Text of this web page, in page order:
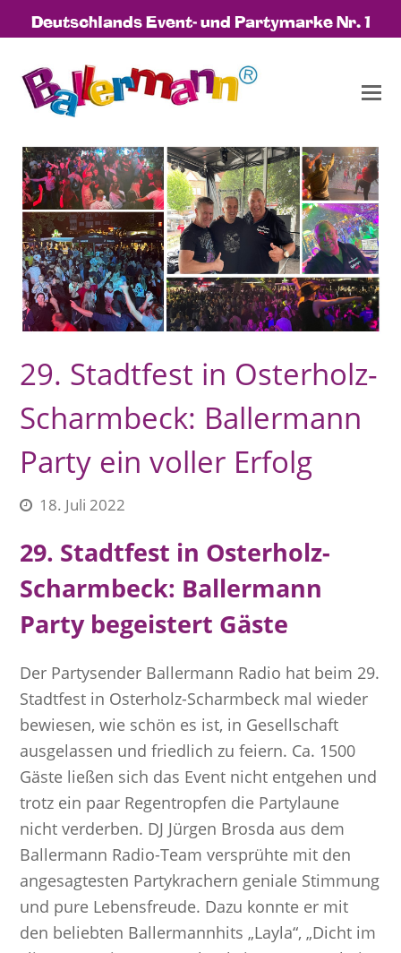
Deutschlands Event- und Partymarke Nr. 1
29. Stadtfest in Osterholz-
Scharmbeck: Ballermann
Party ein voller Erfolg
18. Juli 2022
29. Stadtfest in Osterholz-
Scharmbeck: Ballermann
Party begeistert Gäste
Der Partysender Ballermann Radio hat beim 29.
Stadtfest in Osterholz-Scharmbeck mal wieder
bewiesen, wie schön es ist, in Gesellschaft
ausgelassen und friedlich zu feiern. Ca. 1500
Gäste ließen sich das Event nicht entgehen und
trotz ein paar Regentropfen die Partylaune
nicht verderben. DJ Jürgen Brosda aus dem
Ballermann Radio-Team versprühte mit den
angesagtesten Partykrachern geniale Stimmung
und pure Lebensfreude. Dazu konnte er mit
den beliebten Ballermannhits „Layla“, „Dicht im